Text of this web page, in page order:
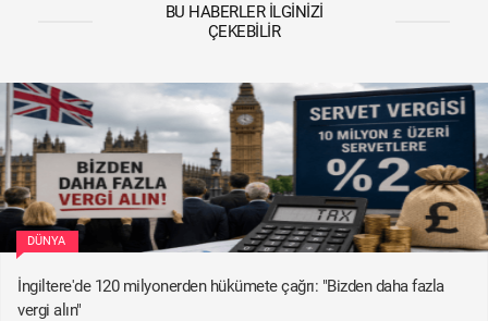
BU HABERLER İLGINIZI
ÇEKEBILIR
DÜNYA
İngiltere'de 120 milyonerden hükümete çağrı: "Bizden daha fazla
vergi alın"